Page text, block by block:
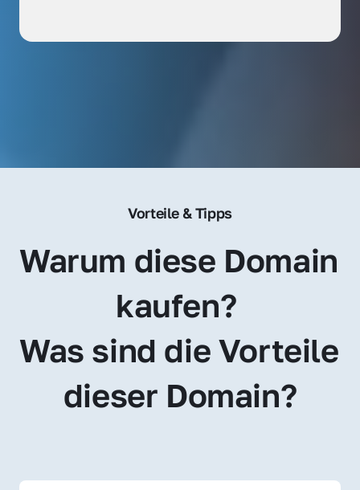
Vorteile & Tipps
Warum diese Domain
kaufen?
Was sind die Vorteile
dieser Domain?